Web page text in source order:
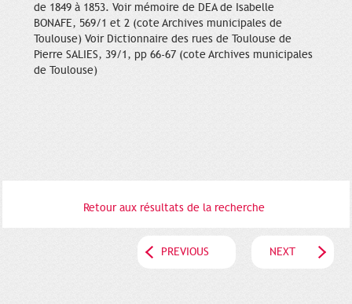
de 1849 à 1853. Voir mémoire de DEA de Isabelle
BONAFE, 569/1 et 2 (cote Archives municipales de
Toulouse) Voir Dictionnaire des rues de Toulouse de
Pierre SALIES, 39/1, pp 66-67 (cote Archives municipales
de Toulouse)
Retour aux résultats de la recherche
PREVIOUS NEXT